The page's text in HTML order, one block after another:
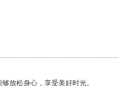
放松身心，享受美好时光。